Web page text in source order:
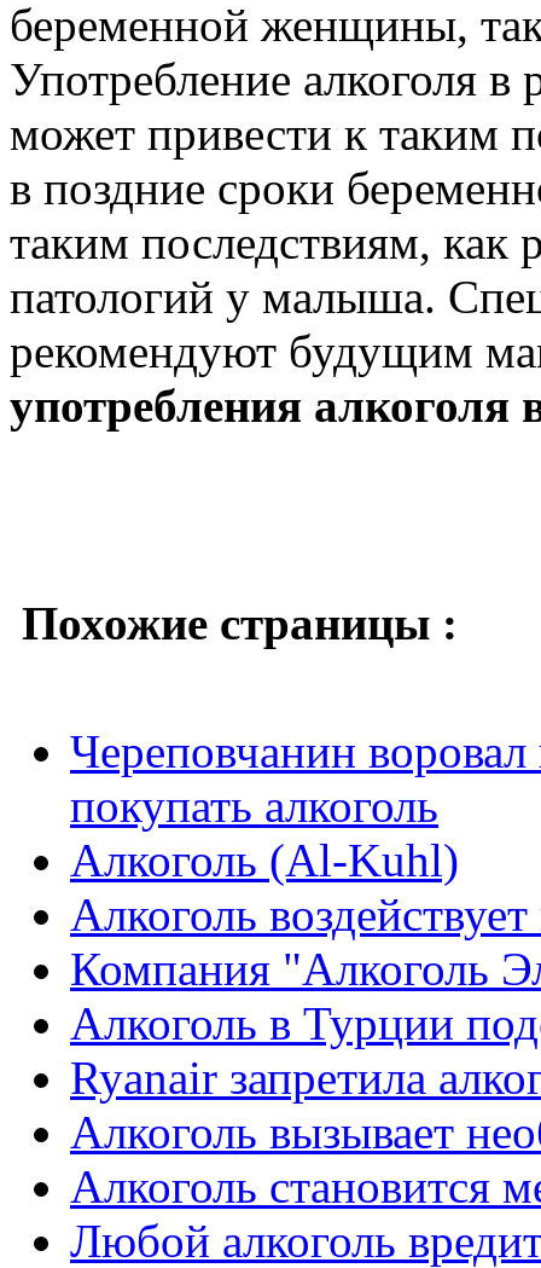
беременной женщины,
Употребление алкоголя
может привести к таким
в поздние сроки
таким последствиям, как
патологий у малыша.
рекомендуют будущим
употребления
Похожие страницы :
Череповчанин
покупать алкоголь
Алкоголь (Al-Kuhl)
Алкоголь
Компания "Алкоголь
Алкоголь в Турции
Ryanair запретила
Алкоголь вызывает
Алкоголь становится
Любой алкоголь